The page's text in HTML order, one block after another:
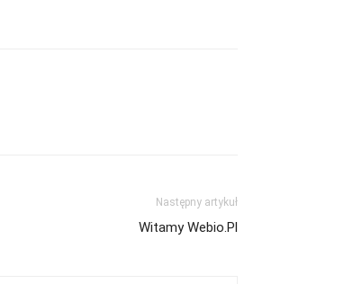
Następny artykuł
Witamy Webio.Pl